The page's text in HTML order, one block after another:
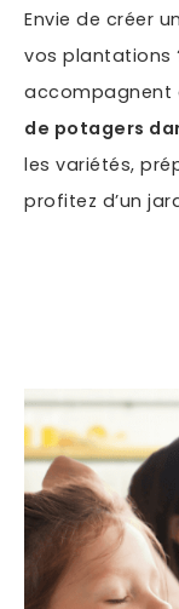
Envie de créer
vos plantations
accompagnent
de potagers
les variétés,
profitez d’un
En
de ma